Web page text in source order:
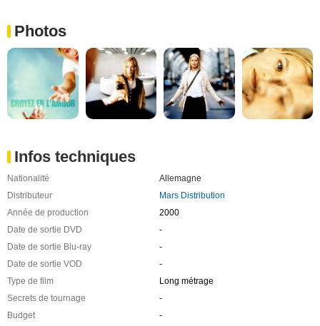
Photos
Infos techniques
Nationalité
Allemagne
Distributeur
Mars Distribution
Année de production
2000
Date de sortie DVD
-
Date de sortie Blu-ray
-
Date de sortie VOD
-
Type de film
Long métrage
Secrets de tournage
-
Budget
-